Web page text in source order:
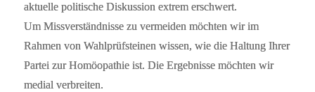
aktuelle politische Diskussion extrem erschwert.
Um Missverständnisse zu vermeiden möchten wir im
Rahmen von Wahlprüfsteinen wissen, wie die Haltung Ihrer
Partei zur Homöopathie ist. Die Ergebnisse möchten wir
medial verbreiten.